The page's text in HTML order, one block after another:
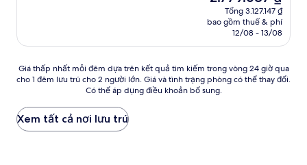
nhận
hiện
tại
2.779.687 ₫
Tổng 3.127.147 ₫
bao gồm thuế & phí
12/08 - 13/08
Giá
thấp
mỗi
đêm
dựa
Giá thấp nhất mỗi đêm dựa trên kết quả tìm kiếm trong vòng 24 giờ qua
cho 1 đêm lưu trú cho 2 người lớn. Giá và tình trạng phòng có thể thay đổi.
Có thể áp dụng điều khoản bổ sung.
Xem tất cả nơi lưu trú